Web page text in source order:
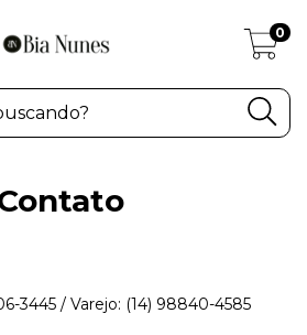
0
3445 / Varejo: (14) 98840-4585